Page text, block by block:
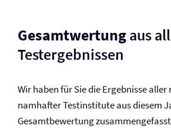
Gesamtwertungaus
Testergebnissen
Wir haben für Sie die Ergebnisse aller
namhafter Testinstitute aus diesem
Gesamtbewertung